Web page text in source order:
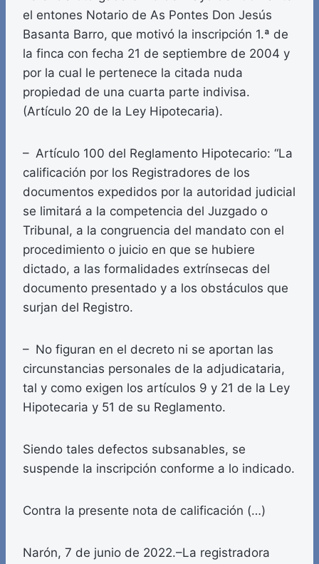
el entones Notario de As Pontes Don Jesús
Basanta Barro, que motivó la inscripción 1.ª de
la finca con fecha 21 de septiembre de 2004 y
por la cual le pertenece la citada nuda
propiedad de una cuarta parte indivisa.
(Artículo 20 de la Ley Hipotecaria).
– Artículo 100 del Reglamento Hipotecario: “La
calificación por los Registradores de los
documentos expedidos por la autoridad judicial
se limitará a la competencia del Juzgado o
Tribunal, a la congruencia del mandato con el
procedimiento o juicio en que se hubiere
dictado, a las formalidades extrínsecas del
documento presentado y a los obstáculos que
surjan del Registro.
– No figuran en el decreto ni se aportan las
circunstancias personales de la adjudicataria,
tal y como exigen los artículos 9 y 21 de la Ley
Hipotecaria y 51 de su Reglamento.
Siendo tales defectos subsanables, se
suspende la inscripción conforme a lo indicado.
Contra la presente nota de calificación (…)
Narón, 7 de junio de 2022.–La registradora